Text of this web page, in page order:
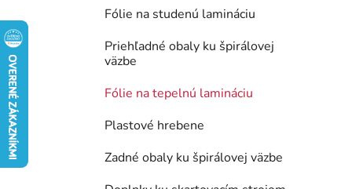
Fólie na studenú lamináciu
Priehľadné obaly ku špirálovej
väzbe
Fólie na tepelnú lamináciu
Plastové hrebene
Zadné obaly ku špirálovej väzbe